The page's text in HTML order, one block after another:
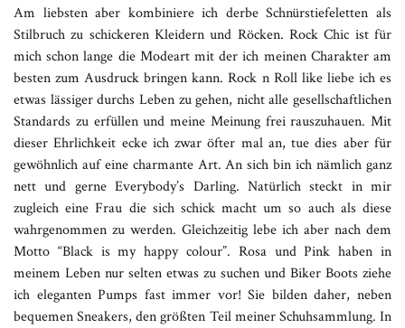
Am liebsten aber kombiniere ich derbe Schnürstiefeletten als
Stilbruch zu schickeren Kleidern und Röcken. Rock Chic ist für
mich schon lange die Modeart mit der ich meinen Charakter am
besten zum Ausdruck bringen kann. Rock n Roll like liebe ich es
etwas lässiger durchs Leben zu gehen, nicht alle gesellschaftlichen
Standards zu erfüllen und meine Meinung frei rauszuhauen. Mit
dieser Ehrlichkeit ecke ich zwar öfter mal an, tue dies aber für
gewöhnlich auf eine charmante Art. An sich bin ich nämlich ganz
nett und gerneEverybody’s Darling. Natürlich steckt in mir
zugleich eine Frau die sich schick macht um so auch als diese
wahrgenommen zu werden. Gleichzeitig lebe ich aber nach dem
Motto “Black is my happy colour”. Rosa und Pink haben in
meinem Leben nur selten etwas zu suchen und Biker Boots ziehe
ich eleganten Pumps fast immer vor! Sie bilden daher, neben
bequemen Sneakers, den größten Teil meiner Schuhsammlung. In